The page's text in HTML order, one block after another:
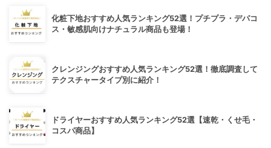
化粧下地おすすめ人気ランキング52選！プチプラ・デパコ
ス・敏感肌向けナチュラル商品も登場！
クレンジングおすすめ人気ランキング52選！徹底調査して
テクスチャータイプ別に紹介！
ドライヤーおすすめ人気ランキング52選【速乾・くせ毛・
コスパ商品】